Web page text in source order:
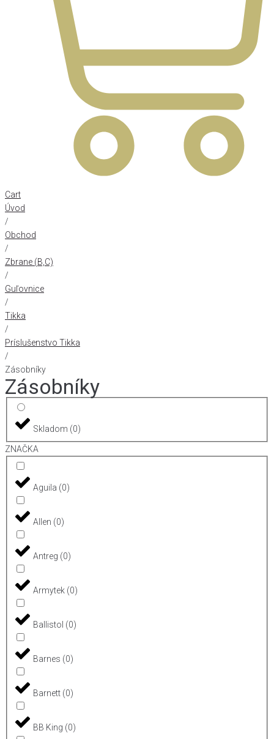
Cart
Úvod
/
Obchod
/
Zbrane (B,C)
/
Guľovnice
/
Tikka
/
Príslušenstvo Tikka
/
Zásobníky
Zásobníky
Skladom (0)
ZNAČKA
Aguila (0)
Allen (0)
Antreg (0)
Armytek (0)
Ballistol (0)
Barnes (0)
Barnett (0)
BB King (0)